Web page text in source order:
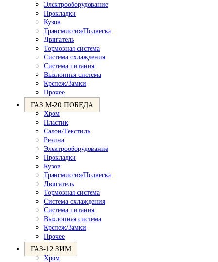
Электрооборудование
Прокладки
Кузов
Трансмиссия/Подвеска
Двигатель
Тормозная система
Система охлаждения
Система питания
Выхлопная система
Крепеж/Замки
Прочее
ГАЗ М-20 ПОБЕДА
Хром
Пластик
Салон/Текстиль
Резина
Электрооборудование
Прокладки
Кузов
Трансмиссия/Подвеска
Двигатель
Тормозная система
Система охлаждения
Система питания
Выхлопная система
Крепеж/Замки
Прочее
ГАЗ-12 ЗИМ
Хром